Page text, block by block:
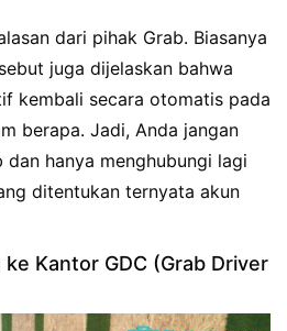
dari pihak Grab. Biasanya
juga dijelaskan bahwa
kembali secara otomatis pada
berapa. Jadi, Anda jangan
dan hanya menghubungi lagi
ditentukan ternyata akun
Kantor GDC (Grab Driver